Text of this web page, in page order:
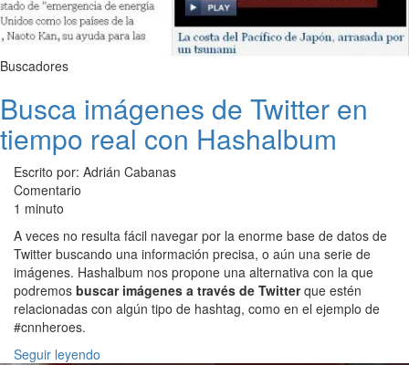
Buscadores
Busca imágenes de Twitter en
tiempo real con Hashalbum
Escrito por: Adrián Cabanas
Comentario
1 minuto
A veces no resulta fácil navegar por la enorme base de datos de
Twitter buscando una información precisa, o aún una serie de
imágenes. Hashalbum nos propone una alternativa con la que
podremos buscar imágenes a través de Twitterque estén
relacionadas con algún tipo de hashtag, como en el ejemplo de
#cnnheroes.
Seguir leyendo